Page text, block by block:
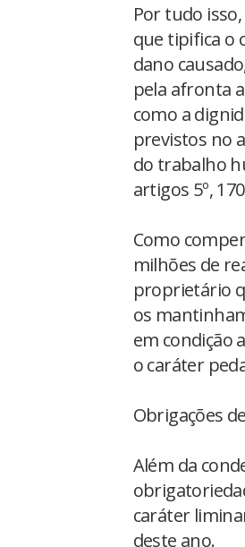
Por tudo
que tipifica o
dano
pela afronta
como a
previstos no
do trabalho
artigos 5º,
Como
milhões de
proprietário
os
em condição
o caráter
Obrigações
Além da
caráter
deste ano.